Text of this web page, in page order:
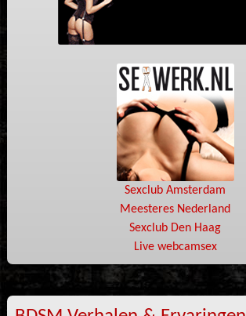
Sexclub Amsterdam
Meesteres Nederland
Sexclub Den Haag
Live webcamsex